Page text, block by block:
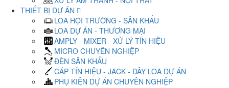
THIẾT BỊ DỰ ÁN
LOA HỘI TRƯỜNG - SÂN KHẤU
LOA DỰ ÁN - THƯƠNG MẠI
AMPLY - MIXER - XỬ LÝ TÍN HIỆU
MICRO CHUYÊN NGHIỆP
ĐÈN SÂN KHẤU
CÁP TÍN HIỆU - JACK - DÂY LOA DỰ ÁN
PHỤ KIỆN DỰ ÁN CHUYÊN NGHIỆP